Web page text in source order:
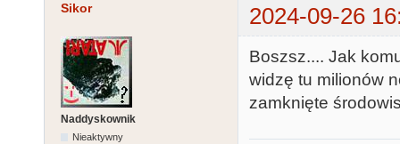
Sikor 2024-09-26
Naddyskownik
Nieaktywny
Boszsz.... Jak
widzę tu milionów
zamknięte